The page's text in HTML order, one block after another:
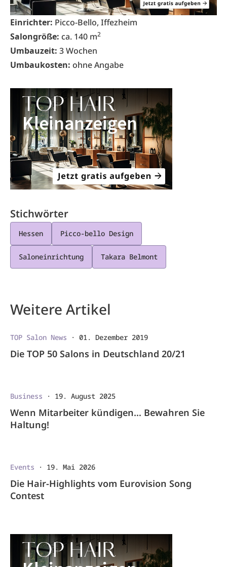
Einrichter: Picco-Bello, Iffezheim
Salongröße: ca. 140 m2
Umbauzeit: 3 Wochen
Umbaukosten: ohne Angabe
Stichwörter
Hessen Picco-bello Design
Saloneinrichtung Takara Belmont
Weitere Artikel
TOP Salon News · 01. Dezember 2019
Die TOP 50 Salons in Deutschland 20/21
Business · 19. August 2025
Wenn Mitarbeiter kündigen… Bewahren Sie
Haltung!
Events · 19. Mai 2026
Die Hair-Highlights vom Eurovision Song
Contest